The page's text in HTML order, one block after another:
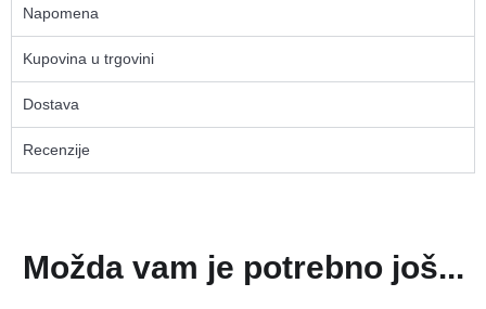
Napomena
Kupovina u trgovini
Dostava
Recenzije
Možda vam je potrebno još...